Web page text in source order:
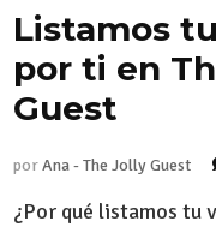
Listamos
por ti en
Guest
porAna - The Jolly Guest
¿Por qué listamos tu